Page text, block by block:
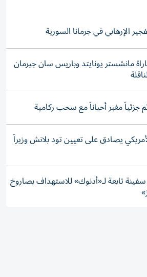
الإرهابي في جرمانا السورية
مانشستر يونايتد وباريس سان جيرمان
مغبر أحياناً مع سحب ركامية
يصادق على تعيين تود بلانش وزيراً
تابعة لـ«أدنوك» للاستهداف بصاروخ